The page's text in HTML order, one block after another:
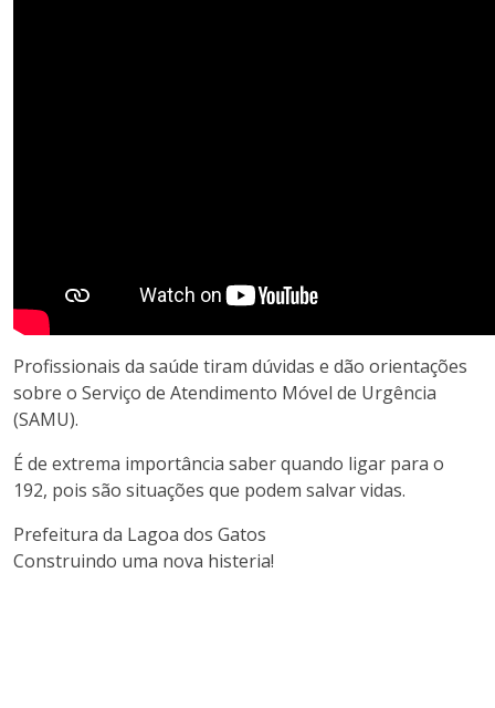
Profissionais da saúde tiram dúvidas e dão orientações
sobre o Serviço de Atendimento Móvel de Urgência
(SAMU).
É de extrema importância saber quando ligar para o
192, pois são situações que podem salvar vidas.
Prefeitura da Lagoa dos Gatos
Construindo uma nova histeria!